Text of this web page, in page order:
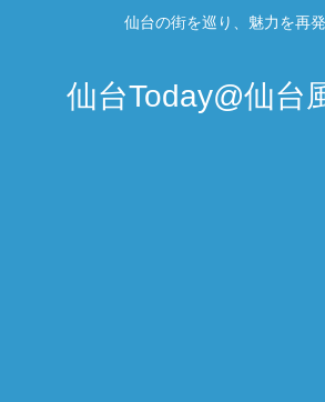
仙台の街を巡り、魅力を再発
仙台Today@仙台